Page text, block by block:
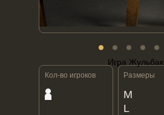
M
L
Размеры
Кол-во игроков
Игра Жульбак
Игра Жульбак